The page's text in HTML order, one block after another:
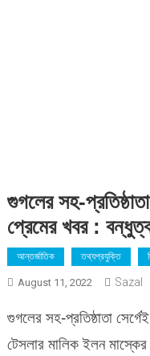
গুগলের সহ-প্রতিষ্ঠাতা
প্রেমের খবর :
আন্তর্জাতিক তথ্যপ্রযুক্তি
August 11, 2022 Sazal
গুগলের সহ-প্রতিষ্ঠাতা
টেসলার মালিক ইলন মাস্কের